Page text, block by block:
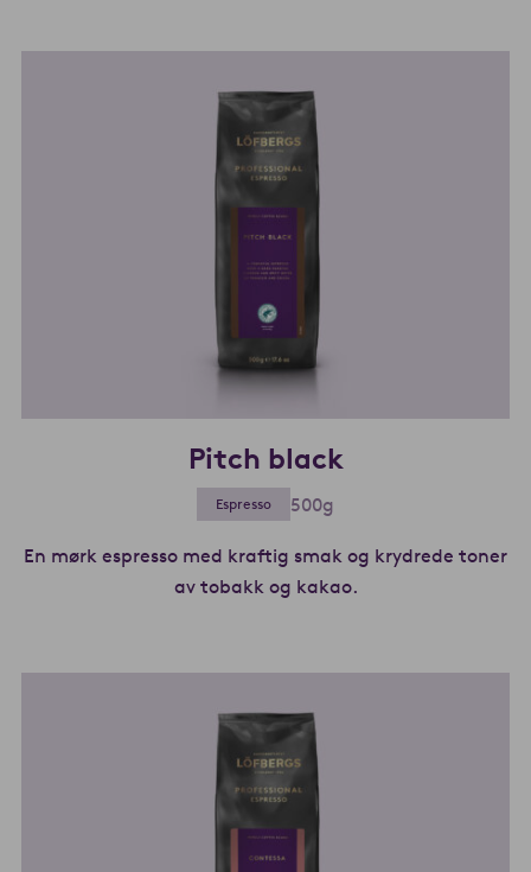
Pitch black
Espresso 500g
En mørk espresso med kraftig smak og krydrede toner
av tobakk og kakao.